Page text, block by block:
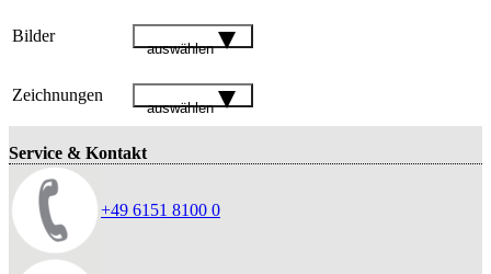
Bilder
auswählen
Zeichnungen
auswählen
Service & Kontakt
+49 6151 8100 0